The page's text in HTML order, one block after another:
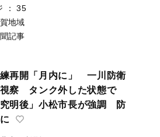
：
35
地域
記事
練再開「月内に」 一川防衛
視察 タンク外した状態で
究明後」小松市長が強調 防